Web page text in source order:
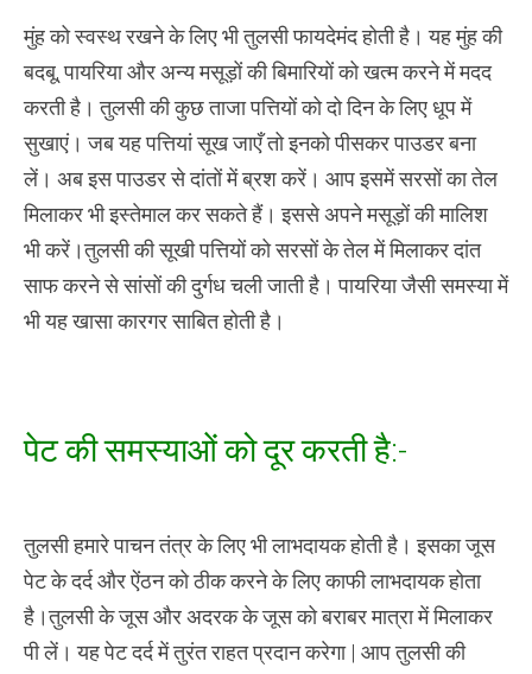
मुंह को स्वस्थ रखने के लिए भी तुलसी फायदेमंद होती है। यह मुंह की
बदबू, पायरिया और अन्य मसूड़ों की बिमारियों को खत्म करने में मदद
करती है। तुलसी की कुछ ताजा पत्तियों को दो दिन के लिए धूप में
सुखाएं। जब यह पत्तियां सूख जाएँ तो इनको पीसकर पाउडर बना
लें। अब इस पाउडर से दांतों में ब्रश करें। आप इसमें सरसों का तेल
मिलाकर भी इस्तेमाल कर सकते हैं। इससे अपने मसूड़ों की मालिश
भी करें।तुलसी की सूखी पत्तियों को सरसों के तेल में मिलाकर दांत
साफ करने से सांसों की दुर्गध चली जाती है। पायरिया जैसी समस्या में
भी यह खासा कारगर साबित होती है।
पेट की समस्याओं को दूर करती है:-
तुलसी हमारे पाचन तंत्र के लिए भी लाभदायक होती है। इसका जूस
पेट के दर्द और ऐंठन को ठीक करने के लिए काफी लाभदायक होता
है।तुलसी के जूस और अदरक के जूस को बराबर मात्रा में मिलाकर
पी लें। यह पेट दर्द में तुरंत राहत प्रदान करेगा | आप तुलसी की